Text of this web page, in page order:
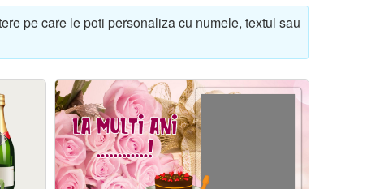
pe care le poti personaliza cu numele, textul sau